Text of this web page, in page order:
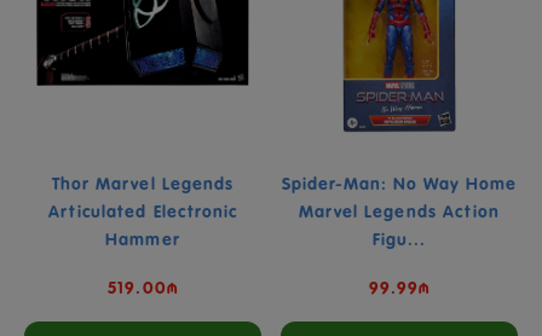
Thor Marvel Legends
Articulated Electronic
Hammer
519.00₼
Spider-Man: No Way Home
Marvel Legends Action
Figu...
99.99₼